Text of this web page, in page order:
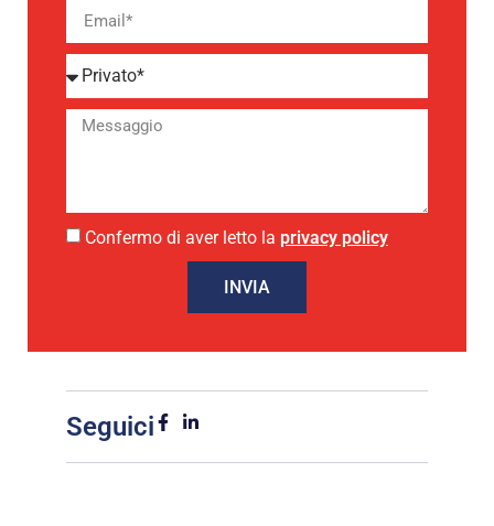
Confermo di aver letto la privacy policy
INVIA
Seguici